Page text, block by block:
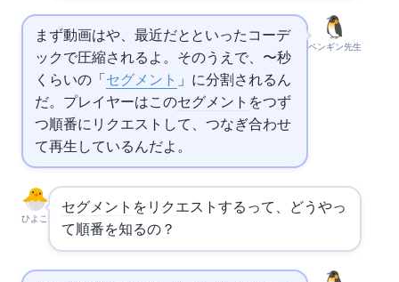
ペンギン先生
まず動画はH.264やH.265、最近だとAV1といったコーデ
ックで圧縮されるよ。そのうえで、2〜10秒
くらいの「 セグメント 」に分割されるん
だ。プレイヤーはこのセグメント を1つず
つ順番にリクエストして、つなぎ合わせ
て再生しているんだよ。
ひよこ
セグメント をリクエストするって、どうやっ
て順番を知るの？